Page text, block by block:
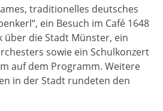
traditionelles deutsches
ein Besuch im Café 1648
über die Stadt Münster, ein
sowie ein Schulkonzert
auf dem Programm. Weitere
in der Stadt rundeten den